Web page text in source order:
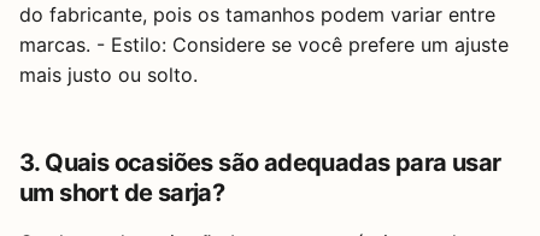
do fabricante, pois os tamanhos podem variar entre
marcas. - Estilo: Considere se você prefere um ajuste
mais justo ou solto.
3. Quais ocasiões são adequadas para usar
um short de sarja?